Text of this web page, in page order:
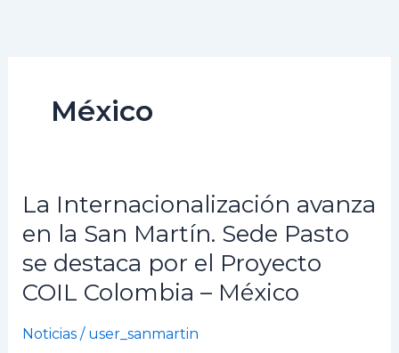
México
La Internacionalización avanza
en la San Martín. Sede Pasto
se destaca por el Proyecto
COIL Colombia – México
Noticias/ user_sanmartin
La
Internacionalización
avanza
en
la
Martín.